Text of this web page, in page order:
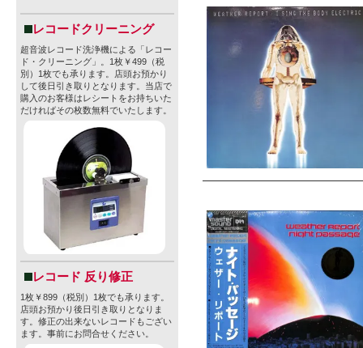
レコードクリーニング
超音波レコード洗浄機による「レコー
ド・クリーニング」。1枚￥499（税
別）1枚でも承ります。店頭お預かり
して後日引き取りとなります。当店で
購入のお客様はレシートをお持ちいた
だければその枚数無料でいたします。
レコード 反り修正
1枚￥899（税別）1枚でも承ります。
店頭お預かり後日引き取りとなりま
す。修正の出来ないレコードもござい
ます。事前にお問合せください。